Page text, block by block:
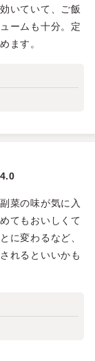
いていて、ご飯
ームも十分。定
ます。
4.0
菜の味が気に入
てもおいしくて
に変わるなど、
れるといいかも